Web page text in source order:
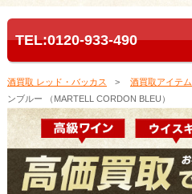
TEL:0120-933-490
酒買取 レッド・バッカス 酒買取アイテム
ンブルー （MARTELL CORDON BLEU）